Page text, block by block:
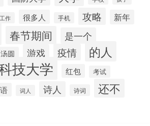
工作 很多人 手机 攻略 新年
春节期间 是一个
汤圆 游戏 疫情 的人
技大学 红包 考试
词人 诗人 诗词 还不